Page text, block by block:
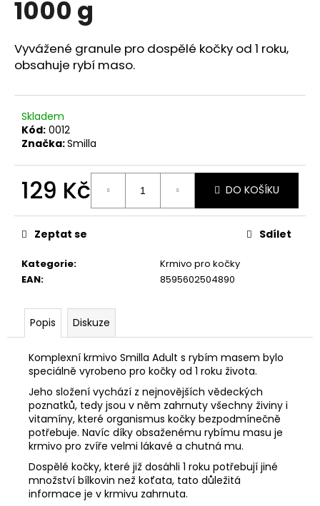
1000 g
Vyvážené granule pro dospělé kočky od 1 roku,
obsahuje rybí maso.
Skladem
Kód: 0012
Značka:Smilla
129 Kč
cena:
DO KOŠÍKU
Kategorie:
Krmivo pro kočky
EAN: 8595602504890
Zeptat se Sdílet
Popis Diskuze
Komplexní krmivo Smilla Adult s rybím masem bylo
speciálně vyrobeno pro kočky od 1 roku života.
Jeho složení vychází z nejnovějších vědeckých
poznatků, tedy jsou v něm zahrnuty všechny živiny i
vitamíny, které organismus kočky bezpodmínečně
potřebuje. Navíc díky obsaženému rybímu masu je
krmivo pro zvíře velmi lákavé a chutná mu.
Dospělé kočky, které již dosáhli 1 roku potřebují jiné
množství bílkovin než koťata, tato důležitá
informace je v krmivu zahrnuta.
a
í
t
?
HLEDAT
D
o
p
o
u
CALIBRA
GRANULE
PRO
KOŤATA
400